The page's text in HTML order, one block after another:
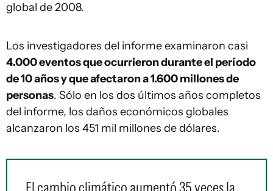
global de 2008.
Los investigadores del informe examinaron casi
4.000 eventos que ocurrieron durante el período
de 10 años y que afectaron a 1.600 millones de
personas. Sólo en los dos últimos años completos
del informe, los daños económicos globales
alcanzaron los 451 mil millones de dólares.
El cambio climático aumentó 35 veces la